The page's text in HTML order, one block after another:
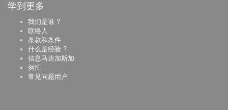
学到更多
我们是谁 ?
联络人
条款和条件
什么是经验 ?
信息马达加斯加
匆忙
常见问题用户